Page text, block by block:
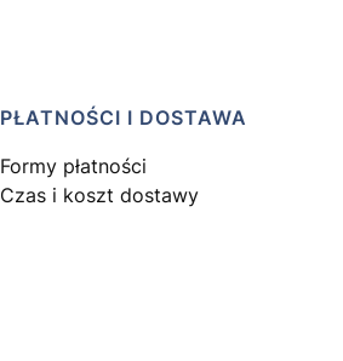
PŁATNOŚCI I DOSTAWA
Formy płatności
Czas i koszt dostawy